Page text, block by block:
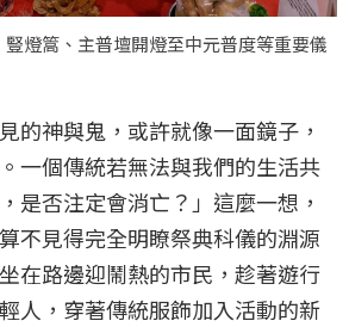
燈篙、主普壇開燈至中元普度等重要儀
的神與鬼，或許就像一面鏡子，
一個傳統若無法與我們的生活共
是否注定會消亡？」這麼一想，
不見得完全明瞭祭典科儀的淵源
在路邊迎鬧熱的市民，趁著遊行
人，穿著傳統服飾加入活動的新